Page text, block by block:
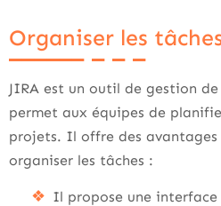
Organiser les
JIRA est un outil de gestion
permet aux équipes de
projets. Il offre des avantages
organiser les tâches :
Il propose une